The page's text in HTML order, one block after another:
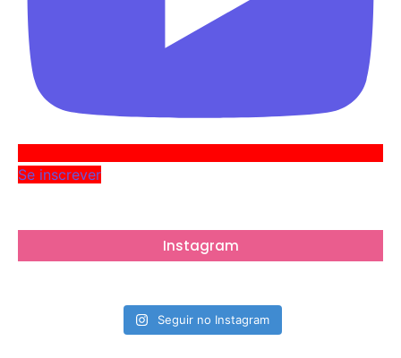
Se inscrever
Instagram
Seguir no Instagram